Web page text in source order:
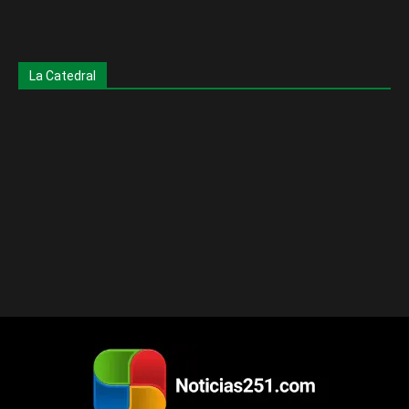
La Catedral